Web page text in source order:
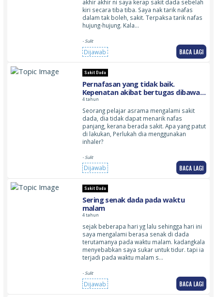
akhir akhir ni saya kerap sakit dada sebelah
kiri secara tiba tiba. Saya nak tarik nafas
dalam tak boleh, sakit. Terpaksa tarik nafas
hujung-hujung. Kala…
- Sulit
Dijawab BACA LAGI
Sakit Dada
Pernafasan yang tidak baik.
Kepenatan akibat bertugas dibawah
panas dan juga sejuk berangan. Sakit
dada, tidak dapat melakukan latihan
pernafasan
4 tahun
Seorang pelajar asrama mengalami sakit
dada, dia tidak dapat menarik nafas
panjang, kerana berada sakit. Apa yang patut
di lakukan, Perlukah dia menggunakan
inhaler?
- Sulit
Dijawab BACA LAGI
Sakit Dada
Sering senak dada pada waktu
malam
4 tahun
sejak beberapa hari yg lalu sehingga hari ini
saya mengalami berasa senak di dada
terutamanya pada waktu malam. kadangkala
menyebabkan saya sukar untuk tidur. tapi ia
terjadi pada waktu malam s…
- Sulit
Dijawab BACA LAGI